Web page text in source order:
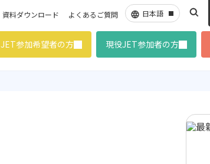
資料ダウンロード よくあるご質問
JET参加希望者の方 現役JET参加者の方